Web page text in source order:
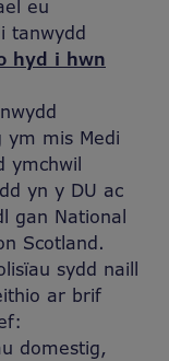
eu
tanwydd
hyd i hwn
ym mis Medi
ymchwil
yn y DU ac
gan National
Scotland.
sydd naill
ar brif
domestig,